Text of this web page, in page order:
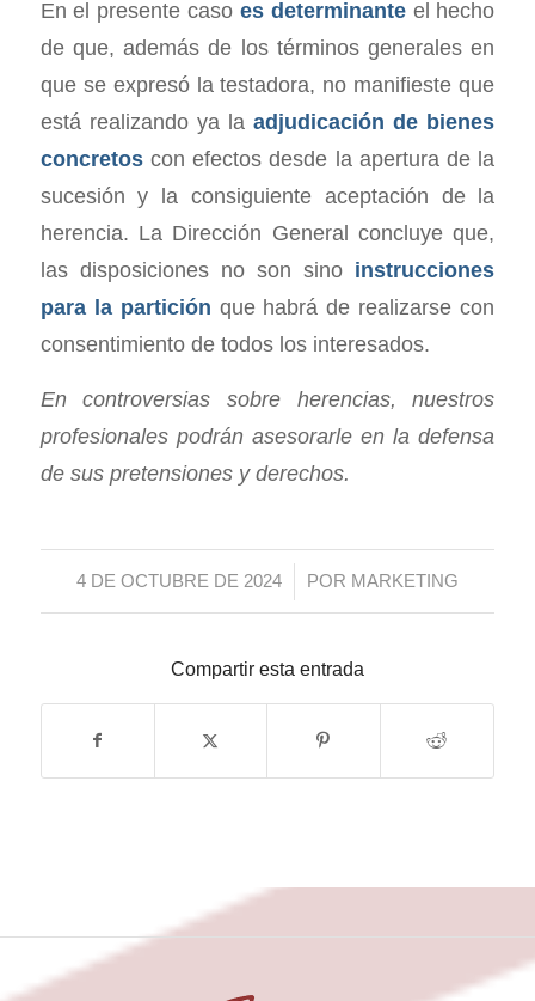
En el presente caso es determinanteel hecho
de que, además de los términos generales en
que se expresó la testadora, no manifieste que
está realizando ya laadjudicación de bienes
concretoscon efectos desde la apertura de la
sucesión y la consiguiente aceptación de la
herencia. La Dirección General concluye que,
las disposiciones no son sino instrucciones
para la partición que habrá de realizarse con
consentimiento de todos los interesados.
En controversias sobre herencias, nuestros
profesionales podrán asesorarle en la defensa
de sus pretensiones y derechos.
4 DE OCTUBRE DE 2024
/ POR MARKETING
Compartir esta entrada